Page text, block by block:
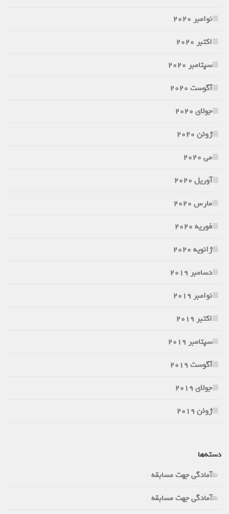
نوامبر 2020
اکتبر 2020
سپتامبر 2020
آگوست 2020
جولای 2020
ژوئن 2020
می 2020
آوریل 2020
مارس 2020
فوریه 2020
ژانویه 2020
دسامبر 2019
نوامبر 2019
اکتبر 2019
سپتامبر 2019
آگوست 2019
جولای 2019
ژوئن 2019
دسته‌ها
آمادگی جهت مسابقه
آمادگی جهت مسابقه